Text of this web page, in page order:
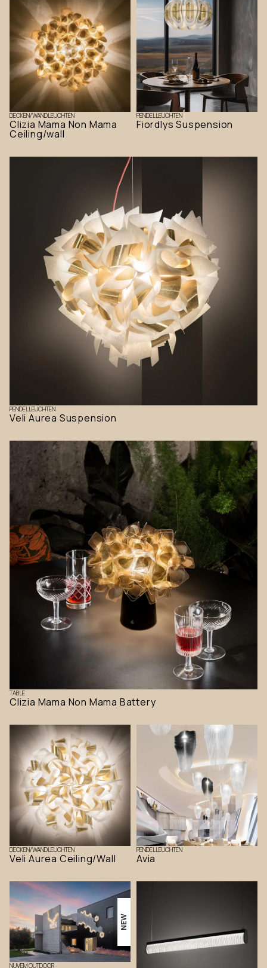
DECKEN/WANDLEUCHTEN
Clizia Mama Non Mama
Ceiling/wall
PENDELLEUCHTEN
Fiordlys Suspension
PENDELLEUCHTEN
Veli Aurea Suspension
TABLE
Clizia Mama Non Mama Battery
DECKEN/WANDLEUCHTEN
Veli Aurea Ceiling/Wall
PENDELLEUCHTEN
Avia
NEW
NUVEM OUTDOOR